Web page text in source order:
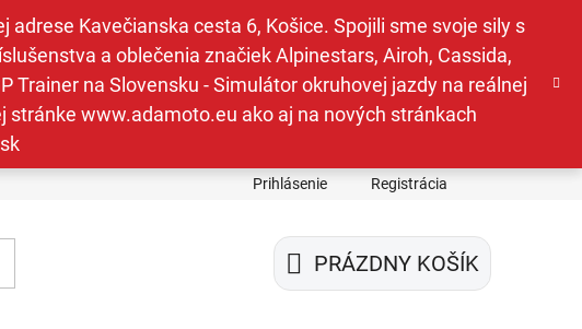
Kavečianska cesta 6, Košice. Spojili sme svoje sily s
a oblečenia značiek Alpinestars, Airoh, Cassida,
Trainer na Slovensku - Simulátor okruhovej jazdy na reálnej
www.adamoto.eu ako aj na nových stránkach
Prihlásenie Registrácia
NÁKUPNÝ
PRÁZDNY KOŠÍK